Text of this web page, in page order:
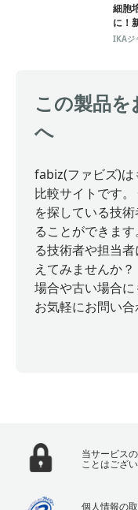
細胞
に！
IKAジ
この製品
へ
fabiz(ファビズ)は
比較サイトです
を探している技
ることができま
る技術者や担当
えてみませんか
場合や古い場合
お気軽にお問い合
当サービス
ことはござい
個人情報の